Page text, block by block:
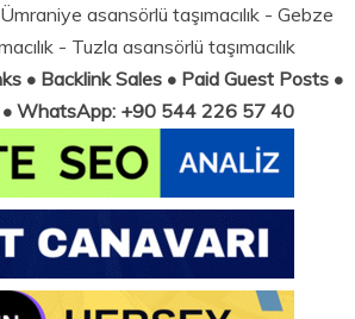
Ümraniye asansörlü taşımacılık - Gebze
- Tuzla asansörlü taşımacılık
• Backlink Sales • Paid Guest Posts •
• WhatsApp: +90 544 226 57 40